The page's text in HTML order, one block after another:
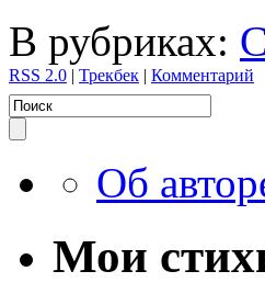
В рубриках:
RSS 2.0 | Трекбек | Комментарий
Об
Мои